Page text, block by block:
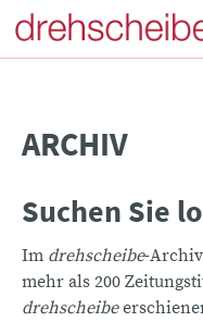
ARCHIV
Suchen Sie
Im drehscheibe-
mehr als 200
drehscheibe